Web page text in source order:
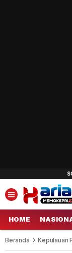
HOME
Beranda Kepulauan